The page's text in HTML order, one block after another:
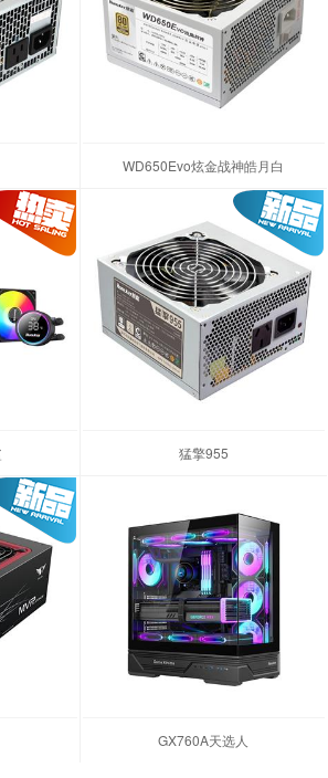
WD650Evo炫金战神皓月白
猛擎955
GX760A天选人